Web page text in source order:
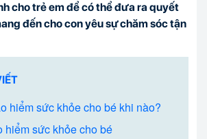
cho trẻ em để có thể đưa ra quyết
đến cho con yêu sự chăm sóc tận
hiểm sức khỏe cho bé khi nào?
hiểm sức khỏe cho bé